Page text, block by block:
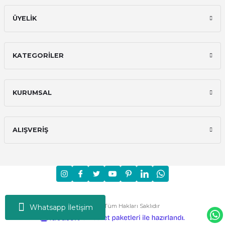
Whatsapp İletişim
ÜYELİK
KATEGORİLER
KURUMSAL
ALIŞVERİŞ
Moni © 2024 - Tüm Hakları Saklıdır
e-